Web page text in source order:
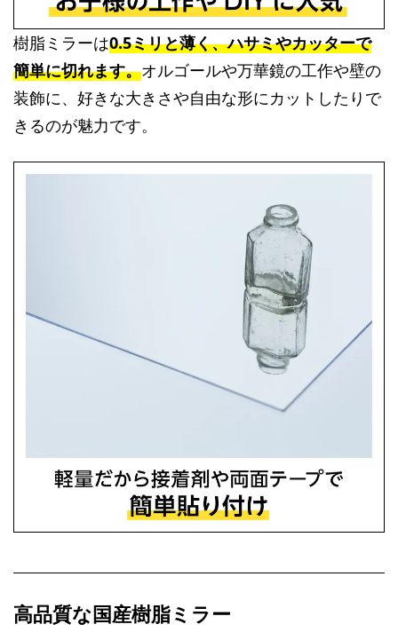
樹脂ミラーは0.5ミリと薄く、ハサミやカッターで
簡単に切れます。オルゴールや万華鏡の工作や壁の
装飾に、好きな大きさや自由な形にカットしたりで
きるのが魅力です。
高品質な国産樹脂ミラー